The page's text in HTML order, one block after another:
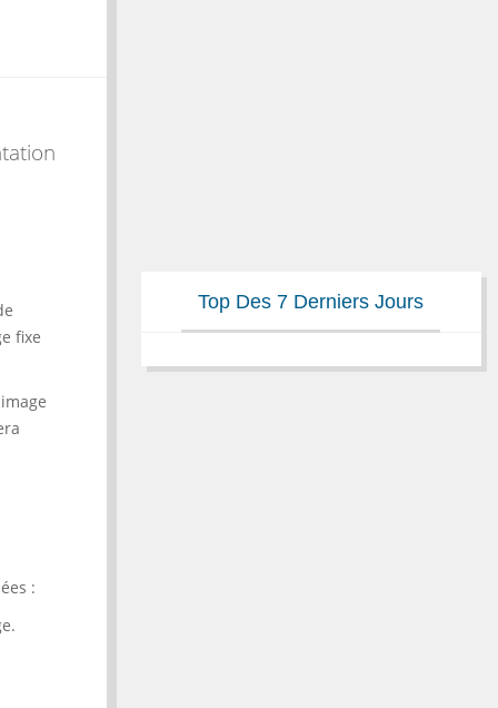
fixe
:
Top Des 7 Derniers Jours